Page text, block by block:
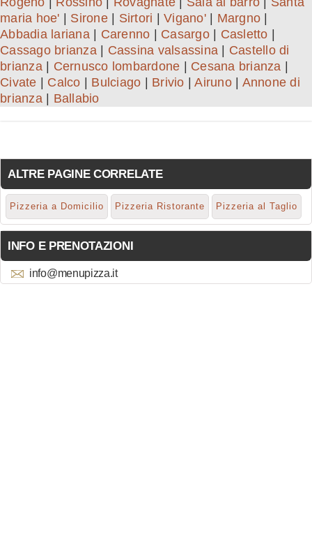
maria hoe'
Sirone| Sirtori Vigano'| Margno
Abbadia lariana| Carenno Casargo| Casletto
Cassago brianza| Cassina valsassina
Castello di
brianza| Cernusco lombardone Cesana brianza
Civate
Calco Bulciago Brivio |Airuno| Annone di
brianza| Ballabio
ALTRE PAGINE CORRELATE
Pizzeria a Domicilio Pizzeria Ristorante Pizzeria al Taglio
INFO E PRENOTAZIONI
info@menupizza.it